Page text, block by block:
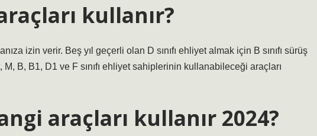
kullanır?
izin verir. Beş yıl geçerli olan D sınıfı ehliyet almak için B sınıfı sürüş
M, B, B1, D1 ve F sınıfı ehliyet sahiplerinin kullanabileceği araçları
araçları kullanır 2024?